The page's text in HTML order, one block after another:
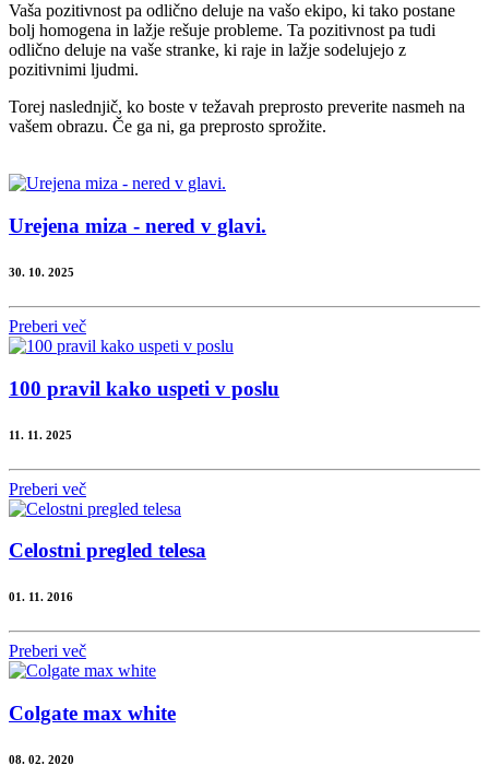
Vaša pozitivnost pa odlično deluje na vašo ekipo, ki tako postane
bolj homogena in lažje rešuje probleme. Ta pozitivnost pa tudi
odlično deluje na vaše stranke, ki raje in lažje sodelujejo z
pozitivnimi ljudmi.
Torej naslednjič, ko boste v težavah preprosto preverite nasmeh na
vašem obrazu. Če ga ni, ga preprosto sprožite.
Urejena miza - nered v glavi.
30. 10. 2025
Preberi več
100 pravil kako uspeti v poslu
11. 11. 2025
Preberi več
Celostni pregled telesa
01. 11. 2016
Preberi več
Colgate max white
08. 02. 2020